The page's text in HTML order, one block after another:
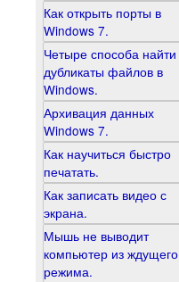
Как открыть порты в
Windows 7.
Четыре способа найти
дубликаты файлов в
Windows.
Архивация данных
Windows 7.
Как научиться быстро
печатать.
Как записать видео с
экрана.
Мышь не выводит
компьютер из ждущего
режима.